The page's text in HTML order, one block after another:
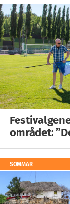
området:
SOMMAR